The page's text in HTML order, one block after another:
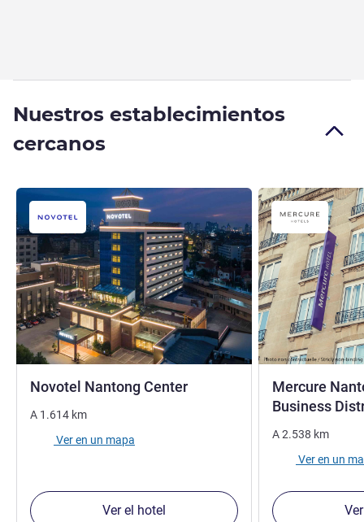
Nuestros establecimientos
cercanos
Novotel Nantong Center
A 1.614 km
Ver en un mapa
Ver el hotel
Mercure
Business
A2.538 km
Ver en un